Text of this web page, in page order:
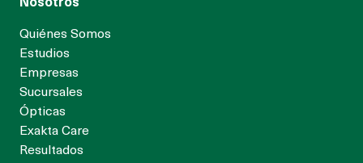
Nosotros
Quiénes Somos
Estudios
Empresas
Sucursales
Ópticas
Exakta Care
Resultados